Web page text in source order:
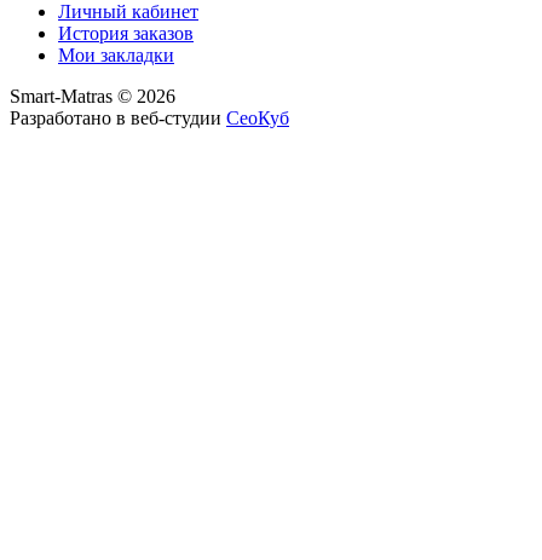
Личный кабинет
История заказов
Мои закладки
Smart-Matras © 2026
Разработано в веб-студии СеоКуб